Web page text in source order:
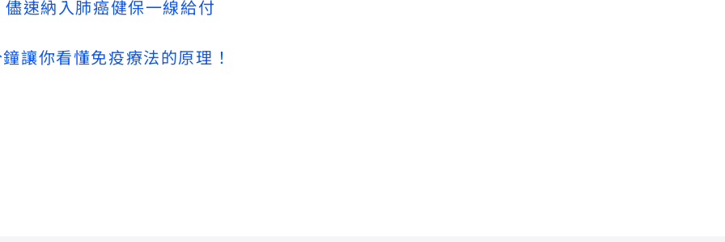
速納入肺癌健保一線給付
讓你看懂免疫療法的原理！